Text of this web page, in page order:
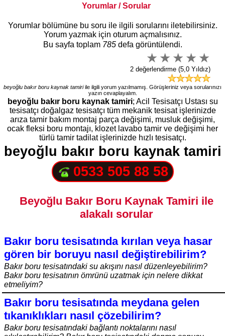
Yorumlar / Sorular
Yorumlar bölümüne bu soru ile ilgili sorularını iletebilirsiniz.
Yorum yazmak için oturum açmalısınız.
Bu sayfa toplam 785defa görüntülendi.
2 değerlendirme (5,0 Yıldız)
beyoğlu bakır boru kaynak tamiriile ilgili yorum yazılmamış. Görüşleriniz veya sorularınızı
yazın cevaplayalım.
beyoğlu bakır boru kaynak tamiri; Acil Tesisatçı Ustası su
tesisatçı doğalgaz tesisatçı tüm mekanik tesisat işlerinizde
arıza tamir bakım montaj parça değişimi, musluk değişimi,
ocak fleksi boru montajı, klozet lavabo tamir ve değişimi her
türlü tamir tadilat işlerinizde hızlı tesisatçı.
beyoğlu bakır boru kaynak tamiri
0533 505 88 58
Beyoğlu Bakır Boru Kaynak Tamiri ile
alakalı sorular
Bakır boru tesisatında kırılan veya hasar
gören bir boruyu nasıl değiştirebilirim?
Bakır boru tesisatındaki su akışını nasıl düzenleyebilirim?
Bakır boru tesisatının ömrünü uzatmak için nelere dikkat
etmeliyim?
Bakır boru tesisatında meydana gelen
tıkanıklıkları nasıl çözebilirim?
Bakır boru tesisatındaki bağlantı noktalarını nasıl